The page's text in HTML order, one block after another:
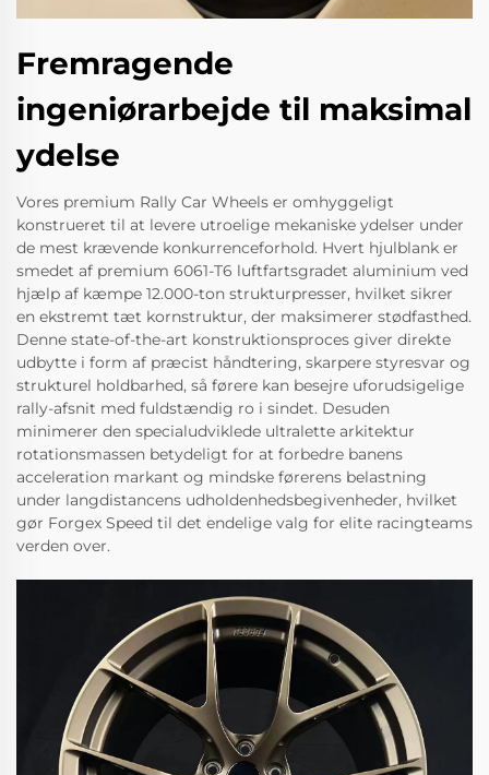
Fremragende
ingeniørarbejde til maksimal
ydelse
Vores premium Rally Car Wheels er omhyggeligt
konstrueret til at levere utroelige mekaniske ydelser under
de mest krævende konkurrenceforhold. Hvert hjulblank er
smedet af premium 6061-T6 luftfartsgradet aluminium ved
hjælp af kæmpe 12.000-ton strukturpresser, hvilket sikrer
en ekstremt tæt kornstruktur, der maksimerer stødfasthed.
Denne state-of-the-art konstruktionsproces giver direkte
udbytte i form af præcist håndtering, skarpere styresvar og
strukturel holdbarhed, så førere kan besejre uforudsigelige
rally-afsnit med fuldstændig ro i sindet. Desuden
minimerer den specialudviklede ultralette arkitektur
rotationsmassen betydeligt for at forbedre banens
acceleration markant og mindske førerens belastning
under langdistancens udholdenhedsbegivenheder, hvilket
gør Forgex Speed til det endelige valg for elite racingteams
verden over.